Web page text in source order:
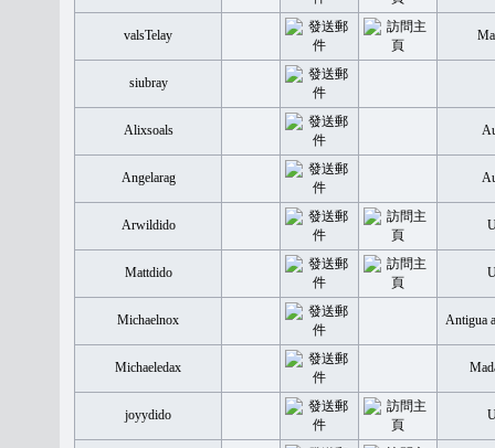
valsTelay
siubray
Alixsoals
Angelarag
Arwildido
Mattdido
Michaelnox Antigua
Michaeledax
joyydido